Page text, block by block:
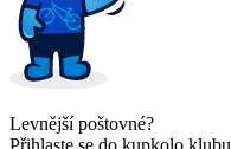
Levnější poštovné?
Přihlaste se do kupkolo klubu